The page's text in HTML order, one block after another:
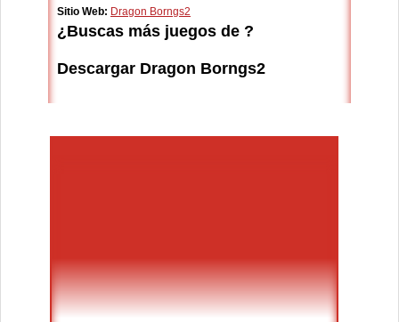
Sitio Web: Dragon Borngs2
¿Buscas más juegos de ?
Descargar Dragon Borngs2